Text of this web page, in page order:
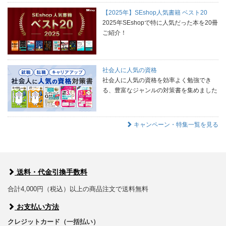
【2025年】SEshop人気書籍 ベスト20
2025年SEshopで特に人気だった本を20冊
ご紹介！
社会人に人気の資格
社会人に人気の資格を効率よく勉強でき
る、豊富なジャンルの対策書を集めました
キャンペーン・特集一覧を見る
送料・代金引換手数料
合計4,000円（税込）以上の商品注文で送料無料
お支払い方法
クレジットカード（一括払い）